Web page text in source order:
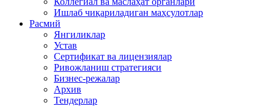
Ишлаб чиқариладиган маҳсулотлар
Расмий
Янгиликлар
Устав
Сертификат ва лицензиялар
Ривожланиш стратегияси
Бизнес-режалар
Архив
Тендерлар